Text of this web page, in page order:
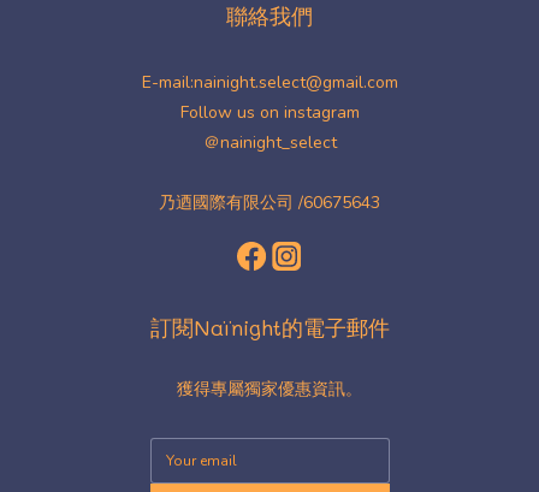
聯絡我們
E-mail:nainight.select@gmail.com
Follow us on instagram
＠nainight_select
乃迺國際有限公司 /60675643
訂閱Naïnight的電子郵件
獲得專屬獨家優惠資訊。